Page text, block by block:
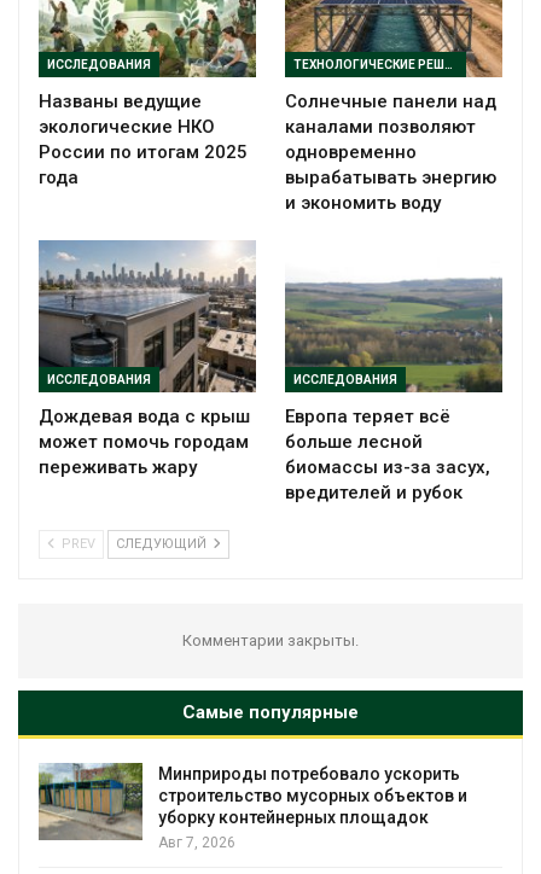
ИССЛЕДОВАНИЯ
Названы ведущие
экологические НКО
России по итогам 2025
года
ТЕХНОЛОГИЧЕСКИЕ РЕШЕНИЯ
Солнечные панели над
каналами позволяют
одновременно
вырабатывать энергию
и экономить воду
ИССЛЕДОВАНИЯ
Дождевая вода с крыш
может помочь городам
переживать жару
ИССЛЕДОВАНИЯ
Европа теряет всё
больше лесной
биомассы из-за засух,
вредителей и рубок
PREV СЛЕДУЮЩИЙ
Комментарии закрыты.
Самые популярные
Минприроды потребовало ускорить
строительство мусорных объектов и
уборку контейнерных площадок
Авг 7, 2026